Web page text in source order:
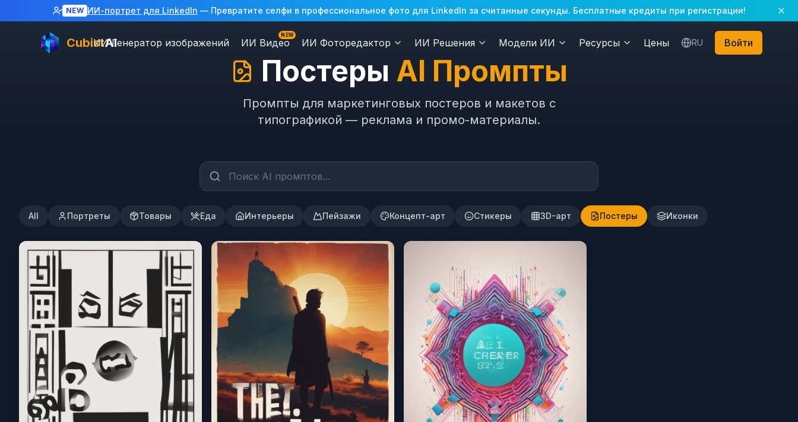
NEW ИИ-портрет для LinkedIn — Превратите селфи в профессиональное фото для LinkedIn за считанные секунды. Бесплатные кредиты при регистрации!
CubistAI
ИИ Генератор изображений ИИ Видео
NEW
ИИ Фоторедактор ИИ Решения Модели ИИ Ресурсы Цены RU Войти
Постеры AI Промпты
Промпты для маркетинговых постеров и макетов с
типографикой — реклама и промо-материалы.
All Портреты Товары Еда Интерьеры Пейзажи Концепт-арт Стикеры 3D-арт Постеры Иконки